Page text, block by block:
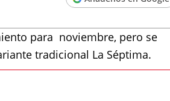
para noviembre, pero se
tradicional La Séptima.